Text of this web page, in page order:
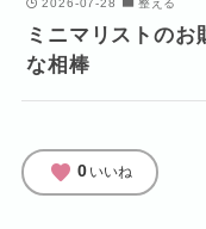
2026-07-28 整える
ミニマリストのお
な相棒
favorite 0 いいね